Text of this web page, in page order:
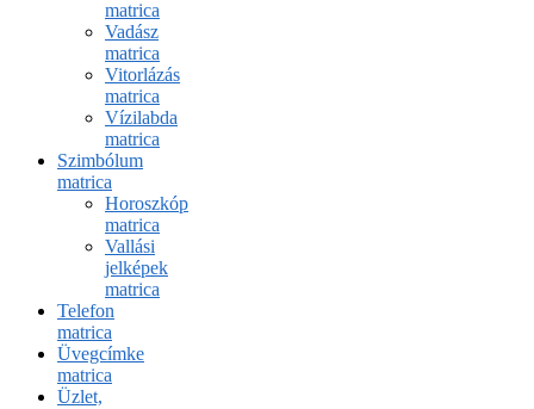
matrica
Vadász
matrica
Vitorlázás
matrica
Vízilabda
matrica
Szimbólum
matrica
Horoszkóp
matrica
Vallási
jelképek
matrica
Telefon
matrica
Üvegcímke
matrica
Üzlet,